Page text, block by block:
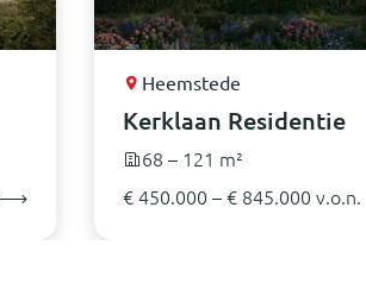
Heemstede
Kerklaan Residentie
68 – 121 m²
€ 450.000 – € 845.000 v.o.n.